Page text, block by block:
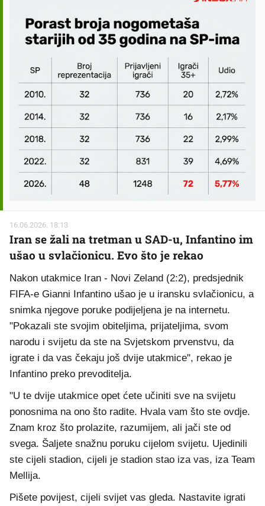
16.06.2026. 18:13
Iran se žali na tretman u SAD-u, Infantino im
ušao u svlačionicu. Evo što je rekao
Nakon utakmice Iran - Novi Zeland (2:2), predsjednik
FIFA-e Gianni Infantino ušao je u iransku svlačionicu, a
snimka njegove poruke podijeljena je na internetu.
"Pokazali ste svojim obiteljima, prijateljima, svom
narodu i svijetu da ste na Svjetskom prvenstvu, da
igrate i da vas čekaju još dvije utakmice", rekao je
Infantino preko prevoditelja.
"U te dvije utakmice opet ćete učiniti sve na svijetu
ponosnima na ono što radite. Hvala vam što ste ovdje.
Znam kroz što prolazite, razumijem, ali jači ste od
svega. Šaljete snažnu poruku cijelom svijetu. Ujedinili
ste cijeli stadion, cijeli je stadion stao iza vas, iza Team
Mellija.
Pišete povijest, cijeli svijet vas gleda. Nastavite igrati